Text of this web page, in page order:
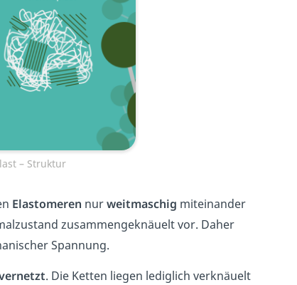
– Struktur
Elastomeren nurweitmaschig miteinander
zusammengeknäuelt vor. Daher
Spannung.
. Die Ketten liegen lediglich verknäuelt